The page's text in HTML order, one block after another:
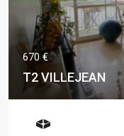
670 €
T2 VILLEJEAN